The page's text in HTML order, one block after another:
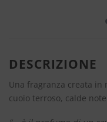
DESCRIZIONE
Una fragranza creata in
cuoio terroso, calde